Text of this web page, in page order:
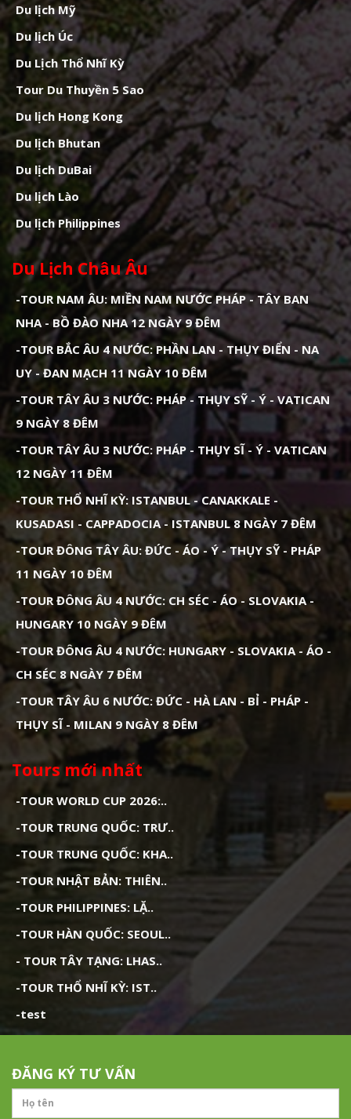
Du lịch Mỹ
Du lịch Úc
Du Lịch Thổ Nhĩ Kỳ
Tour Du Thuyền 5 Sao
Du lịch Hong Kong
Du lịch Bhutan
Du lịch DuBai
Du lịch Lào
Du lịch Philippines
Du Lịch Châu Âu
-TOUR NAM ÂU: MIỀN NAM NƯỚC PHÁP - TÂY BAN
NHA - BỒ ĐÀO NHA 12 NGÀY 9 ĐÊM
-TOUR BẮC ÂU 4 NƯỚC: PHẦN LAN - THỤY ĐIỂN - NA
UY - ĐAN MẠCH 11 NGÀY 10 ĐÊM
-TOUR TÂY ÂU 3 NƯỚC: PHÁP - THỤY SỸ - Ý - VATICAN
9 NGÀY 8 ĐÊM
-TOUR TÂY ÂU 3 NƯỚC: PHÁP - THỤY SĨ - Ý - VATICAN
12 NGÀY 11 ĐÊM
-TOUR THỔ NHĨ KỲ: ISTANBUL - CANAKKALE -
KUSADASI - CAPPADOCIA - ISTANBUL 8 NGÀY 7 ĐÊM
-TOUR ĐÔNG TÂY ÂU: ĐỨC - ÁO - Ý - THỤY SỸ - PHÁP
11 NGÀY 10 ĐÊM
-TOUR ĐÔNG ÂU 4 NƯỚC: CH SÉC - ÁO - SLOVAKIA -
HUNGARY 10 NGÀY 9 ĐÊM
-TOUR ĐÔNG ÂU 4 NƯỚC: HUNGARY - SLOVAKIA - ÁO -
CH SÉC 8 NGÀY 7 ĐÊM
-TOUR TÂY ÂU 6 NƯỚC: ĐỨC - HÀ LAN - BỈ - PHÁP -
THỤY SĨ - MILAN 9 NGÀY 8 ĐÊM
Tours mới nhất
-TOUR WORLD CUP 2026:..
-TOUR TRUNG QUỐC: TRƯ..
-TOUR TRUNG QUỐC: KHA..
-TOUR NHẬT BẢN: THIÊN..
-TOUR PHILIPPINES: LẶ..
-TOUR HÀN QUỐC: SEOUL..
- TOUR TÂY TẠNG: LHAS..
-TOUR THỔ NHĨ KỲ: IST..
-test
ĐĂNG KÝ TƯ VẤN